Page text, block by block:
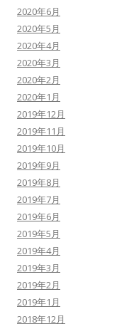
2020年6月
2020年5月
2020年4月
2020年3月
2020年2月
2020年1月
2019年12月
2019年11月
2019年10月
2019年9月
2019年8月
2019年7月
2019年6月
2019年5月
2019年4月
2019年3月
2019年2月
2019年1月
2018年12月